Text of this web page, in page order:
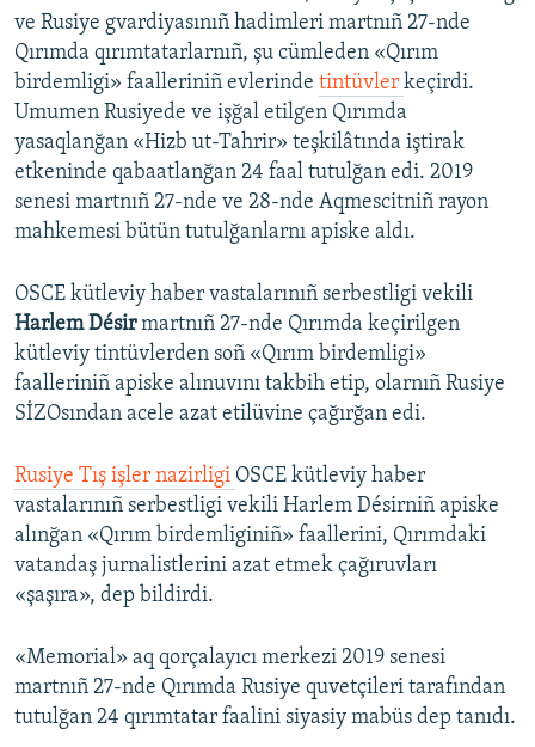
ve Rusiye gvardiyasınıñ hadimleri martnıñ 27-nde
Qırımda qırımtatarlarnıñ, şu cümleden «Qırım
birdemligi» faalleriniñ evlerinde tintüvler keçirdi.
Umumen Rusiyede ve işğal etilgen Qırımda
yasaqlanğan «Hizb ut-Tahrir» teşkilâtında iştirak
etkeninde qabaatlanğan 24 faal tutulğan edi. 2019
senesi martnıñ 27-nde ve 28-nde Aqmescitniñ rayon
mahkemesi bütün tutulğanlarnı apiske aldı.
OSCE kütleviy haber vastalarınıñ serbestligi vekili
Harlem Désirmartnıñ 27-nde Qırımda keçirilgen
kütleviy tintüvlerden soñ «Qırım birdemligi»
faalleriniñ apiske alınuvını takbih etip, olarnıñ Rusiye
SİZOsından acele azat etilüvine çağırğan edi.
Rusiye Tış işler nazirligi OSCE kütleviy haber
vastalarınıñ serbestligi vekili Harlem Désirniñ apiske
alınğan «Qırım birdemliginiñ» faallerini, Qırımdaki
vatandaş jurnalistlerini azat etmek çağıruvları
«şaşıra», dep bildirdi.
«Memorial» aq qorçalayıcı merkezi 2019 senesi
martnıñ 27-nde Qırımda Rusiye quvetçileri tarafından
tutulğan 24 qırımtatar faalini siyasiy mabüs dep tanıdı.